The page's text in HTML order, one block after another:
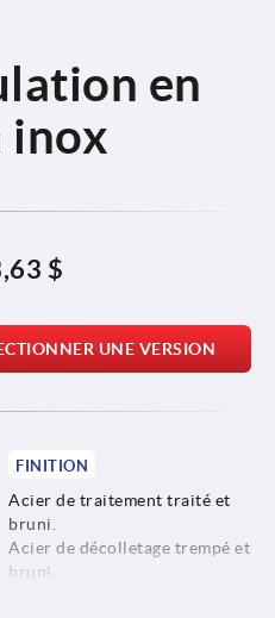
en
inox
$
UNE VERSION
FINITION
Acier de traitement traité et
bruni.
Acier de décolletage trempé et
bruni.